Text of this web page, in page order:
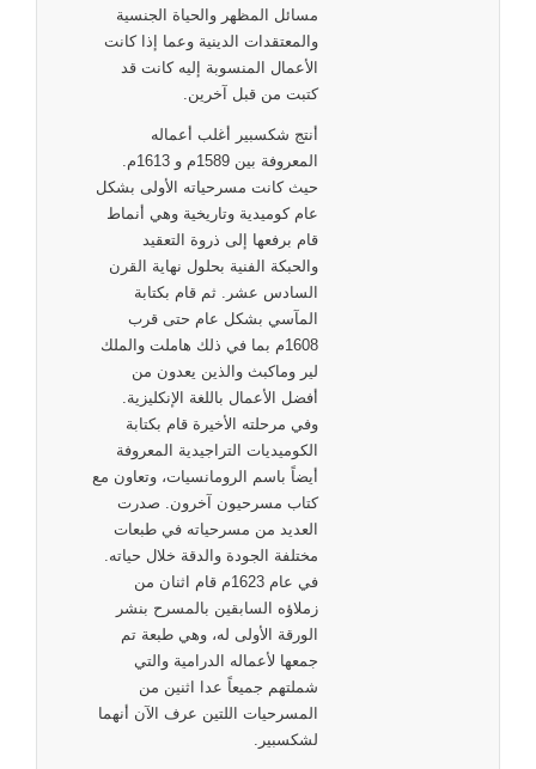
مسائل المظهر والحياة الجنسية
والمعتقدات الدينية وعما إذا كانت
الأعمال المنسوبة إليه كانت قد
كتبت من قبل آخرين.
أنتج شكسبير أغلب أعماله
المعروفة بين 1589م و 1613م.
حيث كانت مسرحياته الأولى بشكل
عام كوميدية وتاريخية وهي أنماط
قام برفعها إلى ذروة التعقيد
والحبكة الفنية بحلول نهاية القرن
السادس عشر. ثم قام بكتابة
المآسي بشكل عام حتى قرب
1608م بما في ذلك هاملت والملك
لير وماكبث والذين يعدون من
أفضل الأعمال باللغة الإنكليزية.
وفي مرحلته الأخيرة قام بكتابة
الكوميديات التراجيدية المعروفة
أيضاً باسم الرومانسيات، وتعاون مع
كتاب مسرحيون آخرون. صدرت
العديد من مسرحياته في طبعات
مختلفة الجودة والدقة خلال حياته.
في عام 1623م قام اثنان من
زملاؤه السابقين بالمسرح بنشر
الورقة الأولى له، وهي طبعة تم
جمعها لأعماله الدرامية والتي
شملتهم جميعاً عدا اثنين من
المسرحيات اللتين عرف الآن أنهما
لشكسبير.